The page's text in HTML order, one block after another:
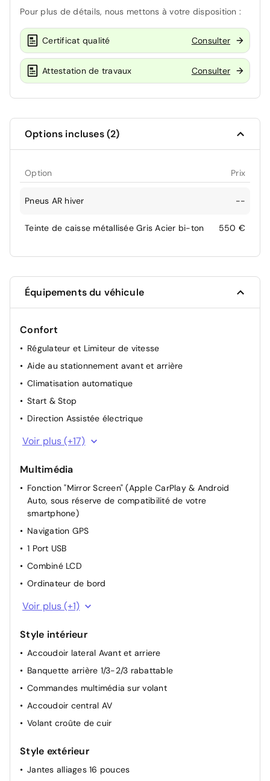
Pour plus de détails, nous mettons à votre disposition :
Certificat qualité Consulter
Attestation de travaux Consulter
Options incluses (2)
Option Prix
Pneus AR hiver --
Teinte de caisse métallisée Gris Acier bi-ton 550 €
Équipements du véhicule
Confort
Régulateur et Limiteur de vitesse
Aide au stationnement avant et arrière
Climatisation automatique
Start & Stop
Direction Assistée électrique
Accès et Démarrage Mains Libres
Appui-tête AR réglable
Appui-tête AV réglable
Siège conducteur avec réglage manuel en hauteur
Rétroviseurs extérieur chauffant
Condamnation centralisée avec PLIP
Voir plus (+17)
Multimédia
Fonction "Mirror Screen" (Apple CarPlay & Android
Auto, sous réserve de compatibilité de votre
smartphone)
Navigation GPS
1 Port USB
Combiné LCD
Ordinateur de bord
Fonction DAB (Radio Numérique Terrestre)
Voir plus (+1)
Style intérieur
Accoudoir lateral Avant et arriere
Banquette arrière 1/3-2/3 rabattable
Commandes multimédia sur volant
Accoudoir central AV
Volant croûte de cuir
Style extérieur
Jantes alliages 16 pouces